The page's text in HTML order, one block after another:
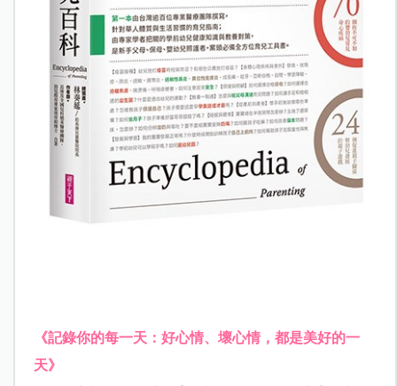
《記錄你的每一天：好心情、壞心情，都是美好的一
天》